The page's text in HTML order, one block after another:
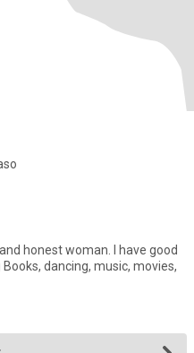
honest woman. I have good
dancing, music, movies,